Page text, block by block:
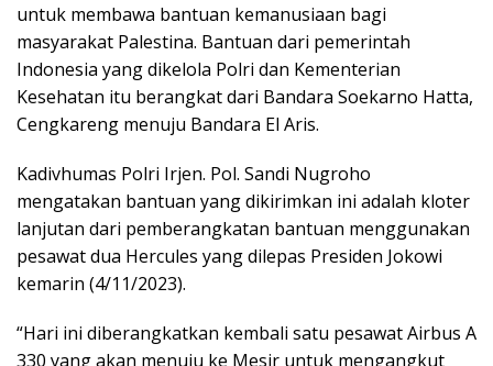
untuk membawa bantuan kemanusiaan bagi
masyarakat Palestina. Bantuan dari pemerintah
Indonesia yang dikelola Polri dan Kementerian
Kesehatan itu berangkat dari Bandara Soekarno Hatta,
Cengkareng menuju Bandara El Aris.
Kadivhumas Polri Irjen. Pol. Sandi Nugroho
mengatakan bantuan yang dikirimkan ini adalah kloter
lanjutan dari pemberangkatan bantuan menggunakan
pesawat dua Hercules yang dilepas Presiden Jokowi
kemarin (4/11/2023).
“Hari ini diberangkatkan kembali satu pesawat Airbus A
330 yang akan menuju ke Mesir untuk mengangkut